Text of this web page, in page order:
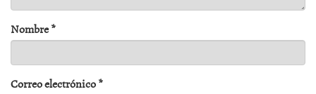
Nombre*
Correo electrónico*